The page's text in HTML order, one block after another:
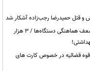
و قتل حمیدرضا رجب‌زاده آشکار شد
ریمـدان؛ مرزی گرفتار در صف، کمبود زیرساخت و ضعف هماهنگی دستگاه‌ها / ۳ هزار
قوه قضائیه در خصوص کارت های